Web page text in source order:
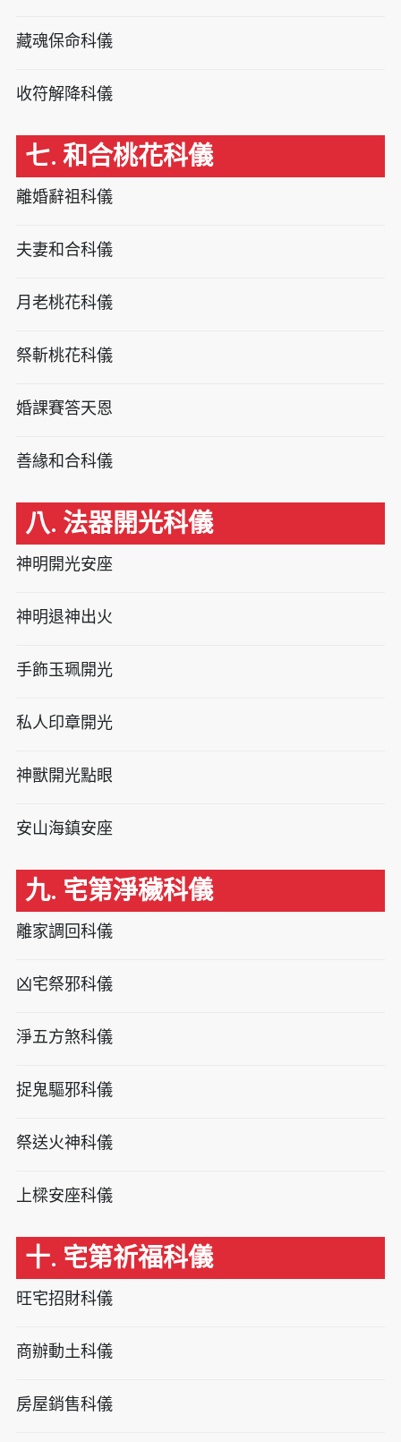
藏魂保命科儀
收符解降科儀
七. 和合桃花科儀
離婚辭祖科儀
夫妻和合科儀
月老桃花科儀
祭斬桃花科儀
婚課賽答天恩
善緣和合科儀
八. 法器開光科儀
神明開光安座
神明退神出火
手飾玉珮開光
私人印章開光
神獸開光點眼
安山海鎮安座
九. 宅第淨穢科儀
離家調回科儀
凶宅祭邪科儀
淨五方煞科儀
捉鬼驅邪科儀
祭送火神科儀
上樑安座科儀
十. 宅第祈福科儀
旺宅招財科儀
商辦動土科儀
房屋銷售科儀